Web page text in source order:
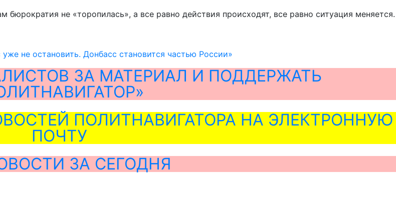
не «торопилась», а все равно действия происходят, все равно ситуация меняется.
не остановить. Донбасс становится частью России»
ЗА МАТЕРИАЛ И ПОДДЕРЖАТЬ
ПОЛИТНАВИГАТОРА НА ЭЛЕКТРОННУЮ
ПОЧТУ
ЗА СЕГОДНЯ